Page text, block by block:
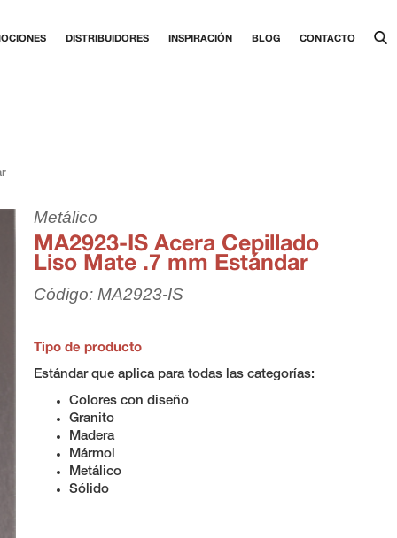
DISTRIBUIDORES INSPIRACIÓN BLOG CONTACTO
Metálico
MA2923-IS Acera Cepillado
Liso Mate .7 mm Estándar
Código: MA2923-IS
Tipo de producto
Estándar que aplica para todas las categorías:
Colores con diseño
Granito
Madera
Mármol
Metálico
Sólido